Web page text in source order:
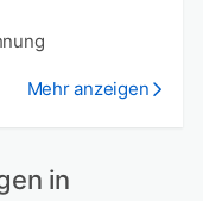
Mehr anzeigen
in